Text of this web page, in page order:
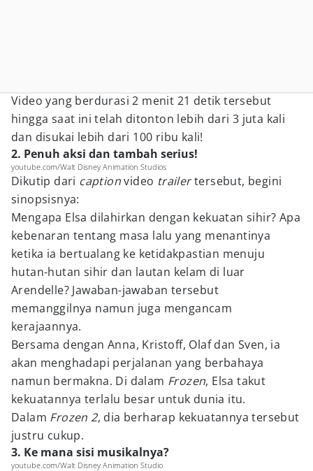
Video yang berdurasi 2 menit 21 detik tersebut
hingga saat ini telah ditonton lebih dari 3 juta kali
dan disukai lebih dari 100 ribu kali!
2. Penuh aksi dan tambah serius!
youtube.com/Walt Disney Animation Studios
Dikutip dari captionvideo trailertersebut, begini
sinopsisnya:
Mengapa Elsa dilahirkan dengan kekuatan sihir? Apa
kebenaran tentang masa lalu yang menantinya
ketika ia bertualang ke ketidakpastian menuju
hutan-hutan sihir dan lautan kelam di luar
Arendelle? Jawaban-jawaban tersebut
memanggilnya namun juga mengancam
kerajaannya.
Bersama dengan Anna, Kristoff, Olaf dan Sven, ia
akan menghadapi perjalanan yang berbahaya
namun bermakna. Di dalam Frozen, Elsa takut
kekuatannya terlalu besar untuk dunia itu.
Dalam Frozen 2, dia berharap kekuatannya tersebut
justru cukup.
3. Ke mana sisi musikalnya?
youtube.com/Walt Disney Animation Studio